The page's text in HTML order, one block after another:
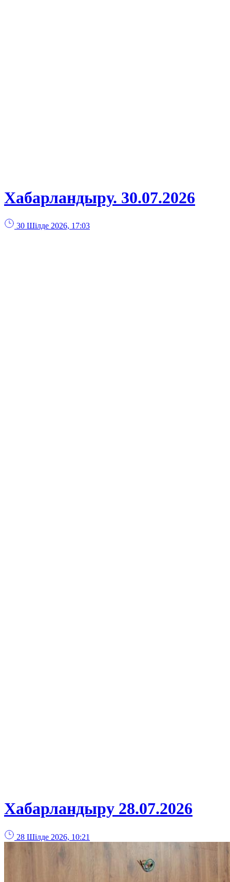
Хабарландыру. 30.07.2026
30 Шілде 2026, 17:03
Хабарландыру 28.07.2026
28 Шілде 2026, 10:21